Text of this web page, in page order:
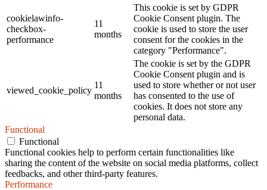
cookielawinfo-
checkbox-
performance
11
months
This cookie is set by GDPR
Cookie Consent plugin. The
cookie is used to store the user
consent for the cookies in the
category "Performance".
viewed_cookie_policy
11
months
The cookie is set by the GDPR
Cookie Consent plugin and is
used to store whether or not user
has consented to the use of
cookies. It does not store any
personal data.
Functional
Functional
Functional cookies help to perform certain functionalities like
sharing the content of the website on social media platforms, collect
feedbacks, and other third-party features.
Performance